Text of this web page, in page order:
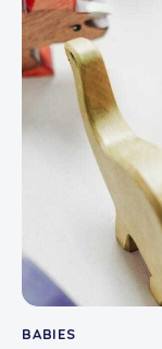
BABIES